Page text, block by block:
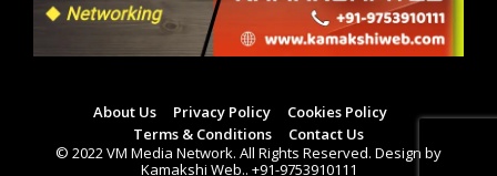
About Us Privacy Policy
Cookies Policy
Terms & Conditions
Contact Us
© 2022 VM Media Network. All Rights Reserved. Design by
Kamakshi Web.. +91-9753910111